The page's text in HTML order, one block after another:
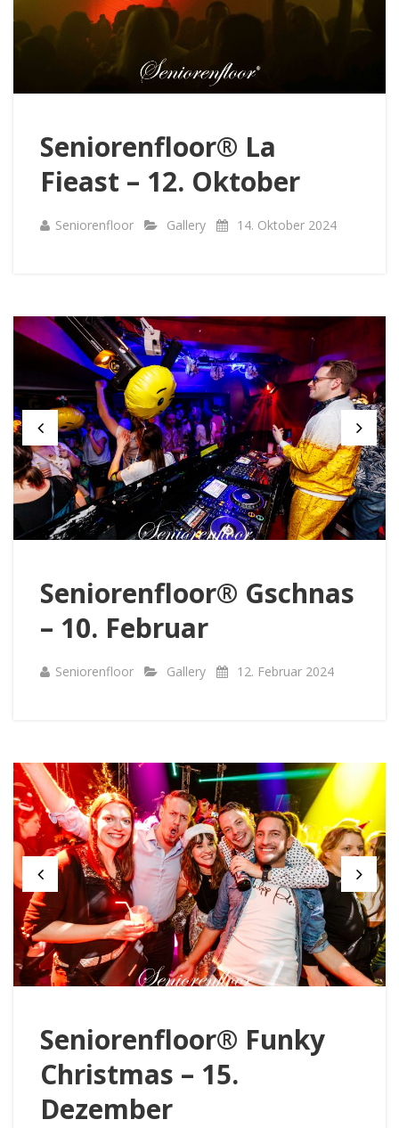
Seniorenfloor® La
Fieast – 12. Oktober
Seniorenfloor Gallery 14. Oktober 2024
Seniorenfloor® Gschnas
– 10. Februar
Seniorenfloor Gallery 12. Februar 2024
Seniorenfloor® Funky
Christmas – 15.
Dezember